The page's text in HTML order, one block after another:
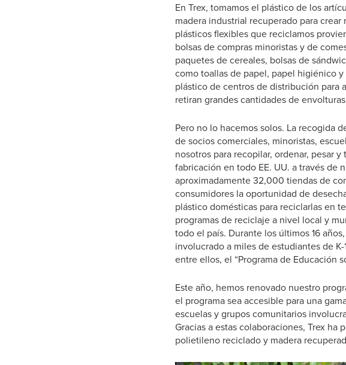
En Trex, tomamos el plástico de los
madera industrial recuperado para
plásticos flexibles que reciclamos
bolsas de compras minoristas y de
paquetes de cereales, bolsas de
como toallas de papel, papel higiénico
plástico de centros de distribución para
retiran grandes cantidades de
Pero no lo hacemos solos. La recogida
de socios comerciales, minoristas,
nosotros para recopilar, ordenar, pesar
fabricación en todo EE. UU. a través de
aproximadamente 32,000 tiendas de
consumidores la oportunidad de
plástico domésticas para reciclarlas en
programas de reciclaje a nivel local y
todo el país. Durante los últimos 16
involucrado a miles de estudiantes de
entre ellos, el “Programa de Educación
Este año, hemos renovado nuestro
el programa sea accesible para una
escuelas y grupos comunitarios
Gracias a estas colaboraciones, Trex
polietileno reciclado y madera